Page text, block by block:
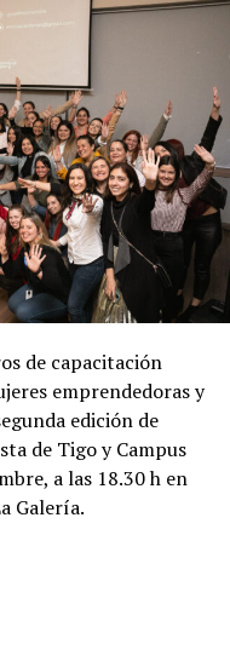
de capacitación
emprendedoras y
edición de
de Tigo y Campus
a las 18.30 h en
Galería.